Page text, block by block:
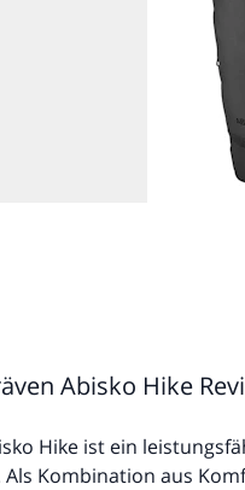
Abisko Hike
Hike ist ein
Kombination aus